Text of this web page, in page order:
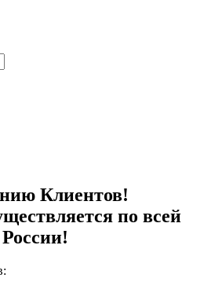
Клиентов!
по всей
России!